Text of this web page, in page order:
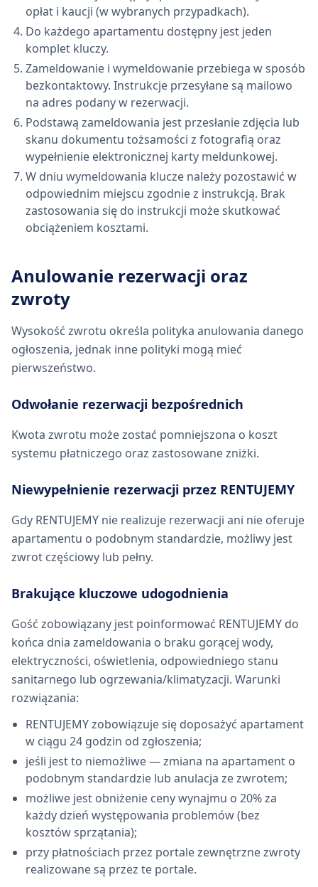
opłat i kaucji (w wybranych przypadkach).
Do każdego apartamentu dostępny jest jeden
komplet kluczy.
Zameldowanie i wymeldowanie przebiega w sposób
bezkontaktowy. Instrukcje przesyłane są mailowo
na adres podany w rezerwacji.
Podstawą zameldowania jest przesłanie zdjęcia lub
skanu dokumentu tożsamości z fotografią oraz
wypełnienie elektronicznej karty meldunkowej.
W dniu wymeldowania klucze należy pozostawić w
odpowiednim miejscu zgodnie z instrukcją. Brak
zastosowania się do instrukcji może skutkować
obciążeniem kosztami.
Anulowanie rezerwacji oraz
zwroty
Wysokość zwrotu określa polityka anulowania danego
ogłoszenia, jednak inne polityki mogą mieć
pierwszeństwo.
Odwołanie rezerwacji bezpośrednich
Kwota zwrotu może zostać pomniejszona o koszt
systemu płatniczego oraz zastosowane zniżki.
Niewypełnienie rezerwacji przez RENTUJEMY
Gdy RENTUJEMY nie realizuje rezerwacji ani nie oferuje
apartamentu o podobnym standardzie, możliwy jest
zwrot częściowy lub pełny.
Brakujące kluczowe udogodnienia
Gość zobowiązany jest poinformować RENTUJEMY do
końca dnia zameldowania o braku gorącej wody,
elektryczności, oświetlenia, odpowiedniego stanu
sanitarnego lub ogrzewania/klimatyzacji. Warunki
rozwiązania:
RENTUJEMY zobowiązuje się doposażyć apartament
w ciągu 24 godzin od zgłoszenia;
jeśli jest to niemożliwe — zmiana na apartament o
podobnym standardzie lub anulacja ze zwrotem;
możliwe jest obniżenie ceny wynajmu o 20% za
każdy dzień występowania problemów (bez
kosztów sprzątania);
przy płatnościach przez portale zewnętrzne zwroty
realizowane są przez te portale.